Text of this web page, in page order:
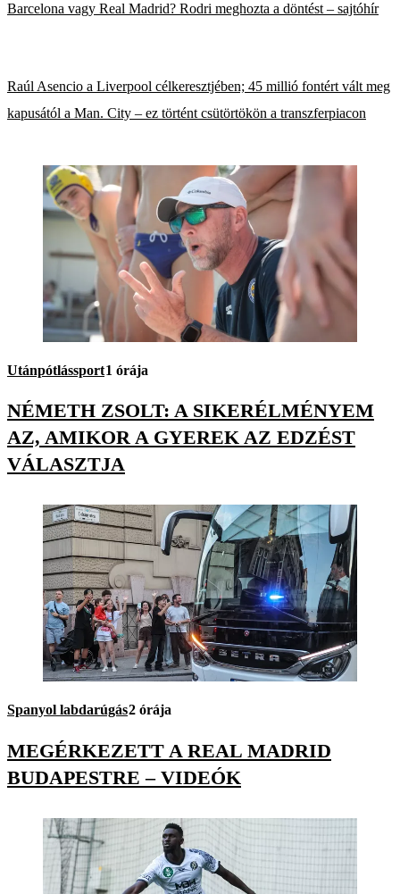
Barcelona vagy Real Madrid? Rodri meghozta a döntést – sajtóhír
Raúl Asencio a Liverpool célkeresztjében; 45 millió fontért vált meg
kapusától a Man. City – ez történt csütörtökön a transzferpiacon
Utánpótlássport1 órája
NÉMETH ZSOLT: A SIKERÉLMÉNYEM
AZ, AMIKOR A GYEREK AZ EDZÉST
VÁLASZTJA
Spanyol labdarúgás2 órája
MEGÉRKEZETT A REAL MADRID
BUDAPESTRE – VIDEÓK